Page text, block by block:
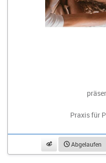
Praxis für
beobachtenAbgelaufen